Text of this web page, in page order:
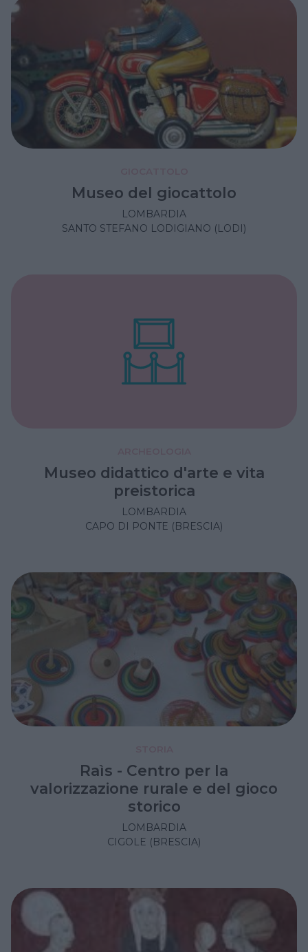
Museo del giocattolo
LOMBARDIA
SANTO STEFANO LODIGIANO (LODI)
Museo didattico d'arte e vita
preistorica
LOMBARDIA
CAPO DI PONTE (BRESCIA)
Raìs - Centro per la
valorizzazione rurale e del gioco
storico
LOMBARDIA
CIGOLE (BRESCIA)